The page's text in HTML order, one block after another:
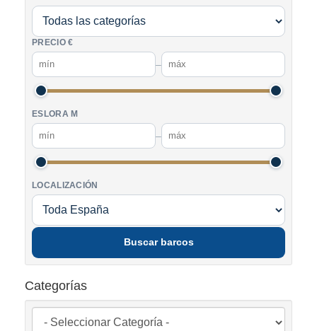
PRECIO €
–
ESLORA M
–
LOCALIZACIÓN
Buscar barcos
Categorías